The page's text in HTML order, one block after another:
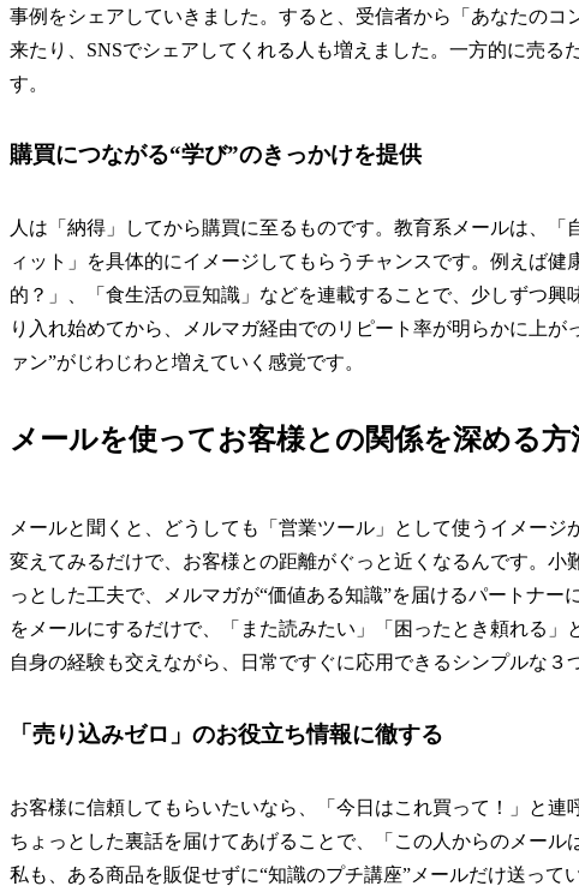
事例をシェアしていきました。すると、受信者から「あなたの
来たり、SNSでシェアしてくれる人も増えました。一方的に売る
す。
購買につながる“学び”のきっかけを提供
人は「納得」してから購買に至るものです。教育系メールは、
ィット」を具体的にイメージしてもらうチャンスです。例えば
的？」、「食生活の豆知識」などを連載することで、少しずつ
り入れ始めてから、メルマガ経由でのリピート率が明らかに上
ァン”がじわじわと増えていく感覚です。
メールを使ってお客様との関係を深める
メールと聞くと、どうしても「営業ツール」として使うイメー
変えてみるだけで、お客様との距離がぐっと近くなるんです。小
っとした工夫で、メルマガが“価値ある知識”を届けるパートナ
をメールにするだけで、「また読みたい」「困ったとき頼れる
自身の経験も交えながら、日常ですぐに応用できるシンプルな３
「売り込みゼロ」のお役立ち情報に徹する
お客様に信頼してもらいたいなら、「今日はこれ買って！」と連
ちょっとした裏話を届けてあげることで、「この人からのメー
私も、ある商品を販促せずに“知識のプチ講座”メールだけ送っ